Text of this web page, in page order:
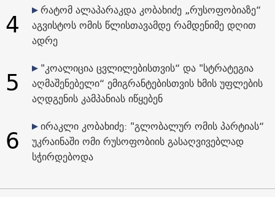
4
რატომ ალაპარაკდა კობახიძე „რუსოფობიაზე“
აგვისტოს ომის წლისთავამდე რამდენიმე დღით
ადრე
5
"კოალიცია ცვლილებისთვის“ და "სტრატეგია
აღმაშენებელი“ ემიგრანტებისთვის ხმის უფლების
აღდგენის კამპანიას იწყებენ
6
ირაკლი კობახიძე: "გლობალურ ომის პარტიას“
უკრაინაში ომი რუსოფობიის გასაღვივებლად
სჭირდებოდა